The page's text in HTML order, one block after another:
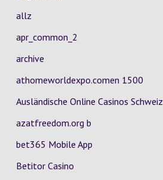
allz
apr_common_2
archive
athomeworldexpo.comen 1500
Ausländische Online Casinos Schweiz
azatfreedom.org b
bet365 Mobile App
Betitor Casino